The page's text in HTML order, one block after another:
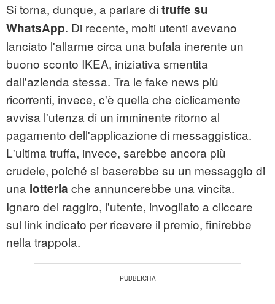
Si torna, dunque, a parlare di truffe su
WhatsApp. Di recente, molti utenti avevano
lanciato l'allarme circa una bufala inerente un
buono sconto IKEA, iniziativa smentita
dall'azienda stessa. Tra le fake news più
ricorrenti, invece, c'è quella che ciclicamente
avvisa l'utenza di un imminente ritorno al
pagamento dell'applicazione di messaggistica.
L'ultima truffa, invece, sarebbe ancora più
crudele, poiché si baserebbe su un messaggio di
una lotteria che annuncerebbe una vincita.
Ignaro del raggiro, l'utente, invogliato a cliccare
sul link indicato per ricevere il premio, finirebbe
nella trappola.